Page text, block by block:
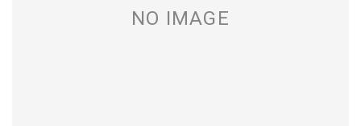
NO IMAGE